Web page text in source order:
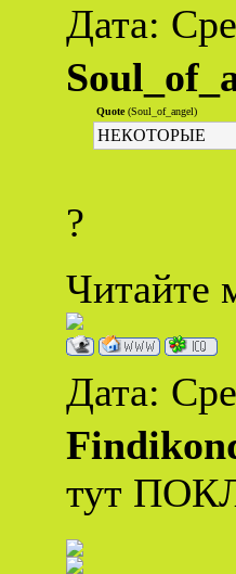
Дата:
Quote(Soul_of_angel)
НЕКОТОРЫЕ
?
Читайте
Дата:
тут